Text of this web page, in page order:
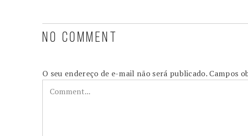
NO COMMENT
O seu endereço de e-mail não será publicado. Campos